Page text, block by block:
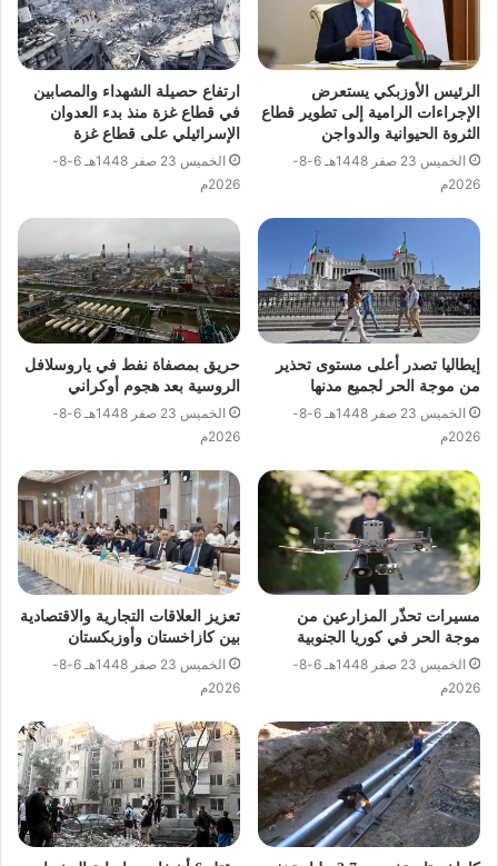
الرئيس الأوزبكي يستعرض
الإجراءات الرامية إلى تطوير قطاع
الثروة الحيوانية والدواجن
الخميس 23 صفر 1448هـ 6-8-
2026م
ارتفاع حصيلة الشهداء والمصابين
في قطاع غزة منذ بدء العدوان
الإسرائيلي على قطاع غزة
الخميس 23 صفر 1448هـ 6-8-
2026م
إيطاليا تصدر أعلى مستوى تحذير
من موجة الحر لجميع مدنها
الخميس 23 صفر 1448هـ 6-8-
2026م
حريق بمصفاة نفط في ياروسلافل
الروسية بعد هجوم أوكراني
الخميس 23 صفر 1448هـ 6-8-
2026م
مسيرات تحذّر المزارعين من
موجة الحر في كوريا الجنوبية
الخميس 23 صفر 1448هـ 6-8-
2026م
تعزيز العلاقات التجارية والاقتصادية
بين كازاخستان وأوزبكستان
الخميس 23 صفر 1448هـ 6-8-
2026م